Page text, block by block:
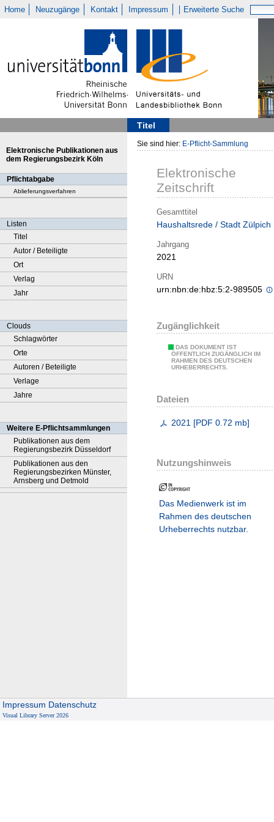
Home Neuzugänge Kontakt Impressum Erweiterte Suche
Titel
Elektronische Publikationen aus
dem Regierungsbezirk Köln
Pflichtabgabe
Ablieferungsverfahren
Listen
Titel
Autor / Beteiligte
Ort
Verlag
Jahr
Clouds
Schlagwörter
Orte
Autoren / Beteiligte
Verlage
Jahre
Weitere E-Pflichtsammlungen
Publikationen aus dem
Regierungsbezirk Düsseldorf
Publikationen aus den
Regierungsbezirken Münster,
Arnsberg und Detmold
Sie sind hier: E-Pflicht-Sammlung
Elektronische
Zeitschrift
Gesamttitel
Haushaltsrede / Stadt Zülpich
Jahrgang
2021
URN
urn:nbn:de:hbz:5:2-989505
Zugänglichkeit
DAS DOKUMENT IST
ÖFFENTLICH ZUGÄNGLICH IM
RAHMEN DES DEUTSCHEN
URHEBERRECHTS.
Dateien
2021 [PDF 0.72 mb]
Nutzungshinweis
Das Medienwerk ist im
Rahmen des deutschen
Urheberrechts nutzbar.
Impressum Datenschutz
Visual Library Server 2026